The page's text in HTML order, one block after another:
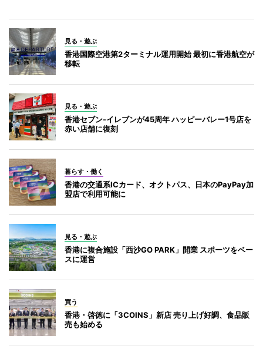
見る・遊ぶ
香港国際空港第2ターミナル運用開始 最初に香港航空が
移転
見る・遊ぶ
香港セブン-イレブンが45周年 ハッピーバレー1号店を
赤い店舗に復刻
暮らす・働く
香港の交通系ICカード、オクトパス、日本のPayPay加
盟店で利用可能に
見る・遊ぶ
香港に複合施設「西沙GO PARK」開業 スポーツをベー
スに運営
買う
香港・啓徳に「3COINS」新店 売り上げ好調、食品販
売も始める